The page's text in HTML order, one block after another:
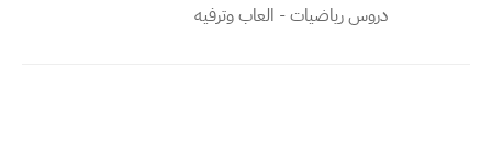
دروس رياضيات - العاب وترفيه